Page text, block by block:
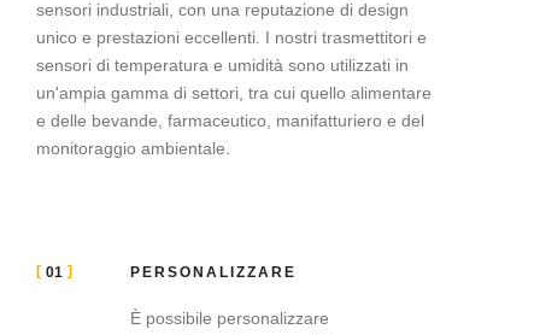
sensori industriali, con una reputazione di design
unico e prestazioni eccellenti. I nostri trasmettitori e
sensori di temperatura e umidità sono utilizzati in
un'ampia gamma di settori, tra cui quello alimentare
e delle bevande, farmaceutico, manifatturiero e del
monitoraggio ambientale.
01 PERSONALIZZARE
È possibile personalizzare